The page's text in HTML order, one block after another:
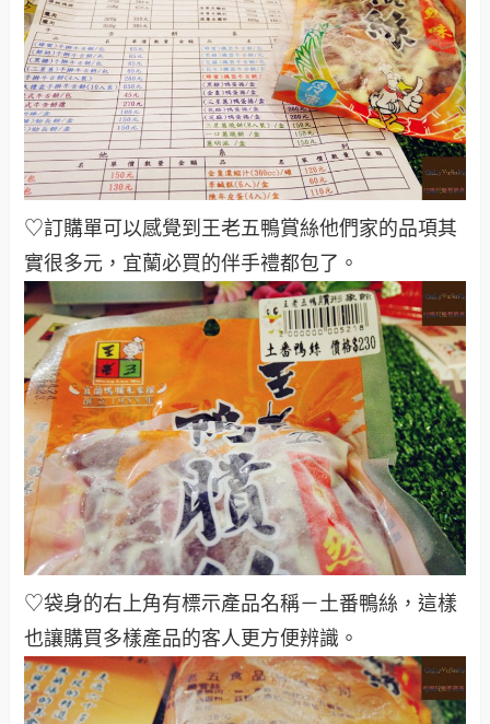
♡訂購單可以感覺到王老五鴨賞絲他們家的品項其
實很多元，宜蘭必買的伴手禮都包了 。
♡袋身的右上角有標示產品名稱－土番鴨絲，這樣
也讓購買多樣產品的客人更方便辨識 。